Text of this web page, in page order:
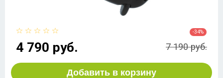
4 790 руб.
-34%
7 190 руб.
Добавить в корзину